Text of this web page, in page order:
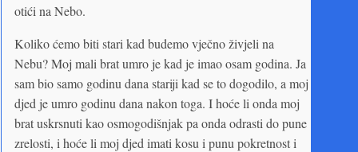
otići na Nebo.
Koliko ćemo biti stari kad budemo vječno živjeli na
Nebu? Moj mali brat umro je kad je imao osam godina. Ja
sam bio samo godinu dana stariji kad se to dogodilo, a moj
djed je umro godinu dana nakon toga. I hoće li onda moj
brat uskrsnuti kao osmogodišnjak pa onda odrasti do pune
zrelosti, i hoće li moj djed imati kosu i punu pokretnost i